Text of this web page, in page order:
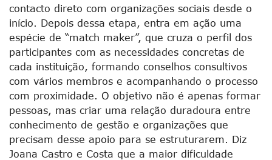
contacto direto com organizações sociais desde o
início. Depois dessa etapa, entra em ação uma
espécie de “match maker”, que cruza o perfil dos
participantes com as necessidades concretas de
cada instituição, formando conselhos consultivos
com vários membros e acompanhando o processo
com proximidade. O objetivo não é apenas formar
pessoas, mas criar uma relação duradoura entre
conhecimento de gestão e organizações que
precisam desse apoio para se estruturarem. Diz
Joana Castro e Costa que a maior dificuldade